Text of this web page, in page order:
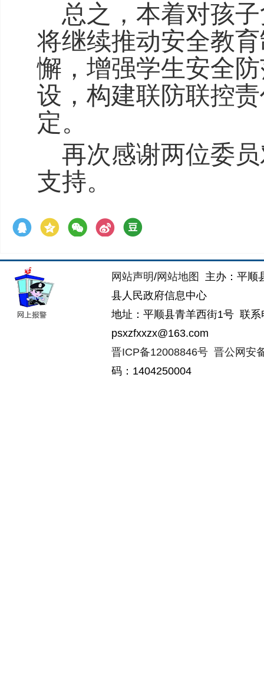
总之，本着对孩
将继续推动安全教
懈，增强学生安全
设，构建联防联控
定。
再次感谢两位委
支持。
网站声明/网站地图
主办：平顺
县人民政府信息中心
地址：平顺县青羊西街1号 联
psxzfxxzx@163.com
晋ICP备12008846号 晋公网安
码：1404250004